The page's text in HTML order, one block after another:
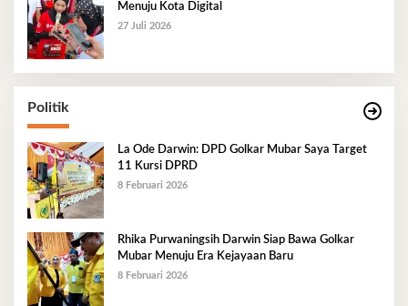
Menuju Kota Digital
27 Juli 2026
Politik
La Ode Darwin: DPD Golkar Mubar Saya Target
11 Kursi DPRD
8 Februari 2026
Rhika Purwaningsih Darwin Siap Bawa Golkar
Mubar Menuju Era Kejayaan Baru
8 Februari 2026